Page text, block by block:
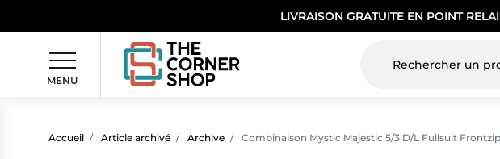
LIVRAISON GRATUITE EN POINT
MENU
Accueil Article archivé Archive Combinaison Mystic Majestic 5/3 D/L Fullsuit Frontzip